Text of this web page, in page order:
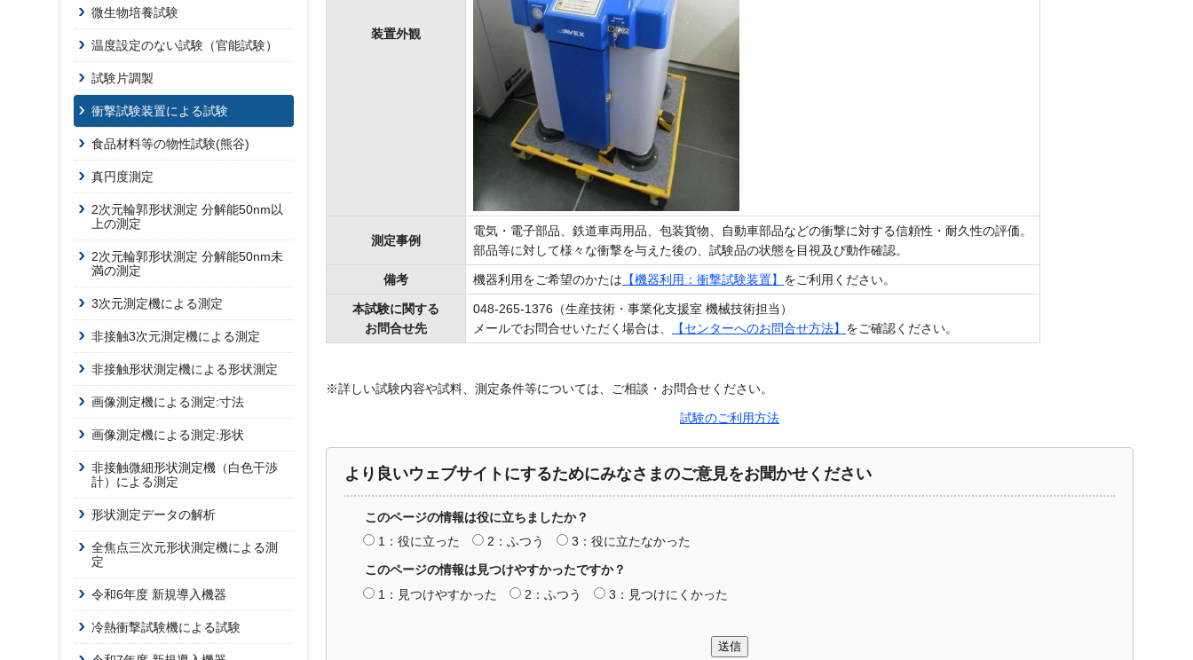
微生物培養試験
温度設定のない試験（官能試験）
試験片調製
衝撃試験装置による試験
食品材料等の物性試験(熊谷)
真円度測定
2次元輪郭形状測定 分解能50nm以
上の測定
2次元輪郭形状測定 分解能50nm未
満の測定
3次元測定機による測定
非接触3次元測定機による測定
非接触形状測定機による形状測定
画像測定機による測定:寸法
画像測定機による測定:形状
非接触微細形状測定機（白色干渉
計）による測定
形状測定データの解析
全焦点三次元形状測定機による測
定
令和6年度 新規導入機器
冷熱衝撃試験機による試験
装置外観
測定事例
電気・電子部品、鉄道車両用品、包装貨物、自動車部品などの衝撃に対する信頼性・耐久性の評価。
部品等に対して様々な衝撃を与えた後の、試験品の状態を目視及び動作確認。
備考 機器利用をご希望のかたは 【機器利用：衝撃試験装置】 をご利用ください。
本試験に関する
お問合せ先
048-265-1376（生産技術・事業化支援室 機械技術担当）
メールでお問合せいただく場合は、
【センターへのお問合せ方法】 をご確認ください。
※詳しい試験内容や試料、測定条件等については、ご相談・お問合せください。
試験のご利用方法
より良いウェブサイトにするためにみなさまのご意見をお聞かせください
このページの情報は役に立ちましたか？
1：役に立った
2：ふつう
3：役に立たなかった
このページの情報は見つけやすかったですか？
1：見つけやすかった
2：ふつう 3：見つけにくかった
送信